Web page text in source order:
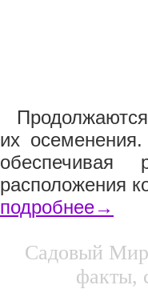
их
обеспечивая
расположения
подробнее→
Садовый
факты,